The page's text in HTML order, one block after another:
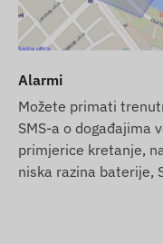
satelitskog
te komunikaciju s
SIM kartice.
regijama:
Alarmi
Možete primati
SMS-a o događajima
primjerice kretanje,
niska razina baterije,